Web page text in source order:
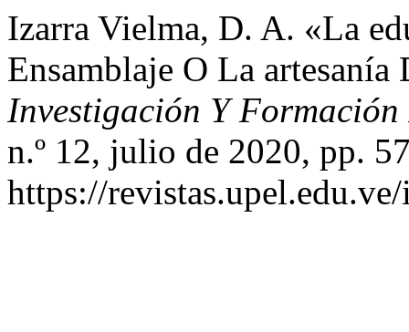
Izarra Vielma, D. A. «La
Ensamblaje O La
Investigación Y
n.º 12, julio de 2020, pp.
https://